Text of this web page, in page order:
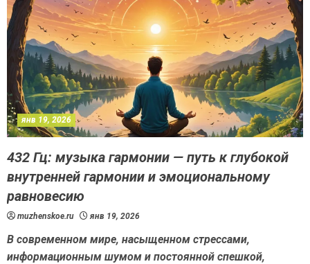
янв 19, 2026
432 Гц: музыка гармонии — путь к глубокой
внутренней гармонии и эмоциональному
равновесию
muzhenskoe.ru янв 19, 2026
В современном мире, насыщенном стрессами,
информационным шумом и постоянной спешкой,